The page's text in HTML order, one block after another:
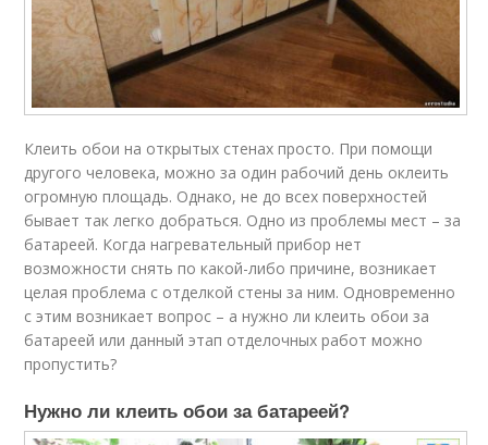
Клеить обои на открытых стенах просто. При помощи
другого человека, можно за один рабочий день оклеить
огромную площадь. Однако, не до всех поверхностей
бывает так легко добраться. Одно из проблемы мест – за
батареей. Когда нагревательный прибор нет
возможности снять по какой-либо причине, возникает
целая проблема с отделкой стены за ним. Одновременно
с этим возникает вопрос – а нужно ли клеить обои за
батареей или данный этап отделочных работ можно
пропустить?
Нужно ли клеить обои за батареей?